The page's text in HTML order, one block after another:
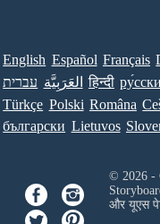
English Español Français
עברית العَرَبِيَّة हिन्दी
Türkçe Polski Româna
български Lietuvos
© 2026 -
और यूएस